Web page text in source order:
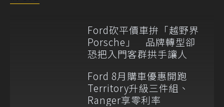
Ford砍平價車拚「越野界
Porsche」 品牌轉型卻
恐把入門客群拱手讓人
Ford 8月購車優惠開跑
Territory升級三件組、
Ranger享零利率